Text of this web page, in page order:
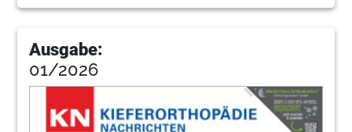
Ausgabe:
01/2026